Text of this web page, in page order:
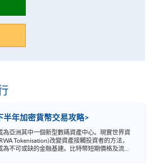
半年加密貨幣交易攻略>
為亞洲其中一個新型數碼資產中心。現實世界資
Tokenisation)改變資產接觸投資者的方法，
為不可或缺的金融基建。比特幣短期價格及流動